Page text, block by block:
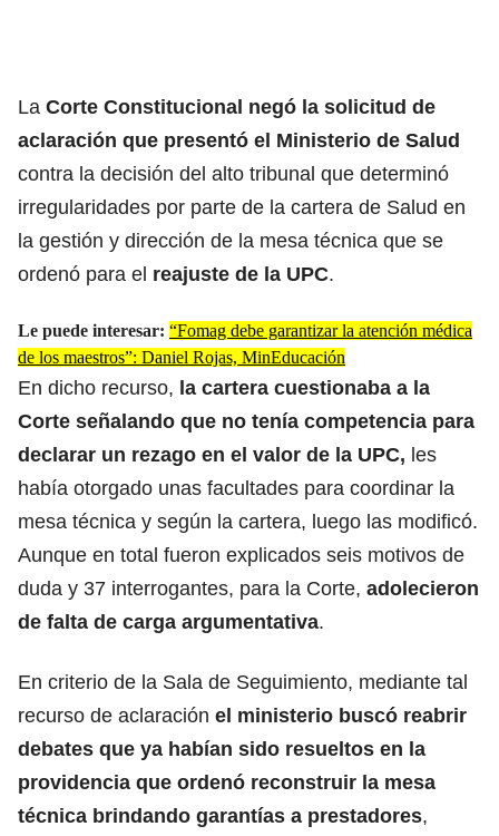
La Corte Constitucional negó la solicitud de
aclaración que presentó el Ministerio de Salud
contra la decisión del alto tribunal que determinó
irregularidades por parte de la cartera de Salud en
la gestión y dirección de la mesa técnica que se
ordenó para el reajuste de la UPC.
Le puede interesar: “Fomag debe garantizar la atención médica
de los maestros”: Daniel Rojas, MinEducación
En dicho recurso, la cartera cuestionaba a la
Corte señalando que no tenía competencia para
declarar un rezago en el valor de la UPC, les
había otorgado unas facultades para coordinar la
mesa técnica y según la cartera, luego las modificó.
Aunque en total fueron explicados seis motivos de
duda y 37 interrogantes, para la Corte, adolecieron
de falta de carga argumentativa.
En criterio de la Sala de Seguimiento, mediante tal
recurso de aclaración el ministerio buscó reabrir
debates que ya habían sido resueltos en la
providencia que ordenó reconstruir la mesa
técnica brindando garantías a prestadores,